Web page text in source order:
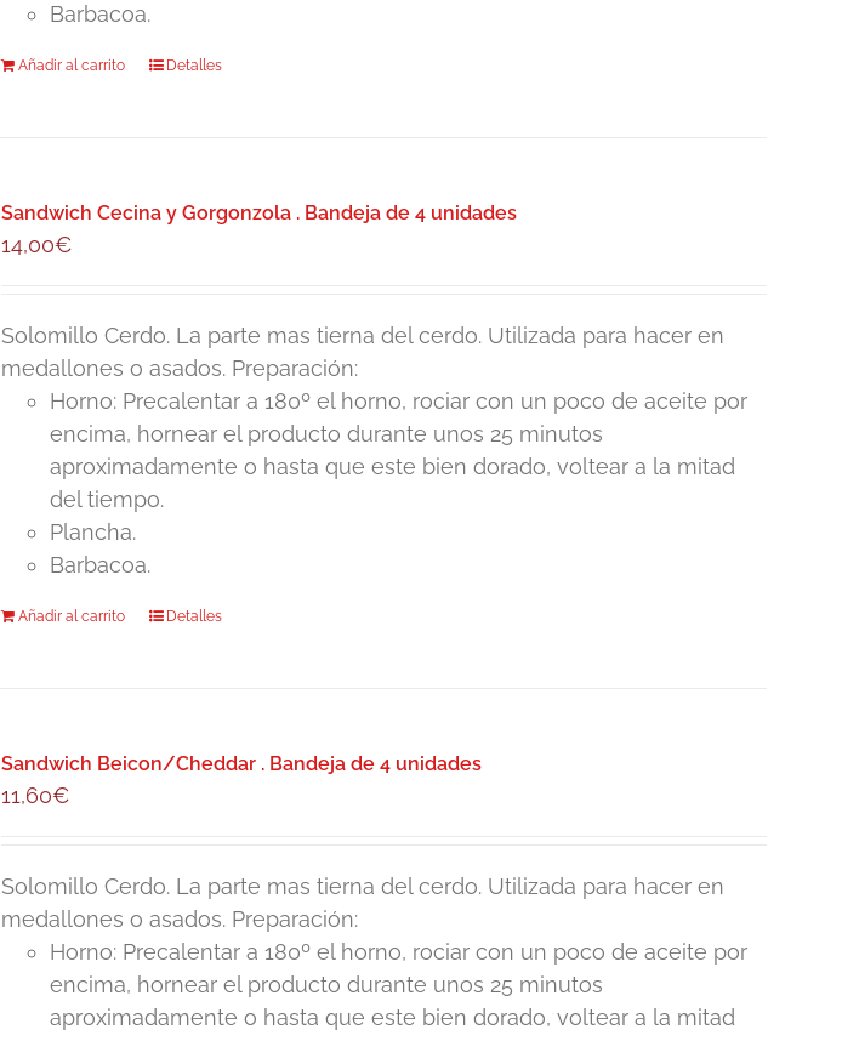
Barbacoa.
Añadir al carrito Detalles
Sandwich Cecina y Gorgonzola . Bandeja de 4 unidades
14,00€
Solomillo Cerdo. La parte mas tierna del cerdo. Utilizada para hacer en
medallones o asados. Preparación:
Horno: Precalentar a 180º el horno, rociar con un poco de aceite por
encima, hornear el producto durante unos 25 minutos
aproximadamente o hasta que este bien dorado, voltear a la mitad
del tiempo.
Plancha.
Barbacoa.
Añadir al carrito Detalles
Sandwich Beicon/Cheddar . Bandeja de 4 unidades
11,60€
Solomillo Cerdo. La parte mas tierna del cerdo. Utilizada para hacer en
medallones o asados. Preparación:
Horno: Precalentar a 180º el horno, rociar con un poco de aceite por
encima, hornear el producto durante unos 25 minutos
aproximadamente o hasta que este bien dorado, voltear a la mitad